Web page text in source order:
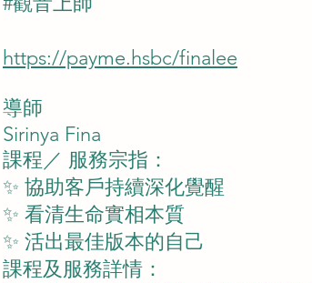
https://payme.hsbc/finalee
導師
Sirinya Fina
課程／ 服務宗指：
✨ 協助客戶持續深化覺醒
✨ 看清生命實相本質
✨ 活出最佳版本的自己
課程及服務詳情：